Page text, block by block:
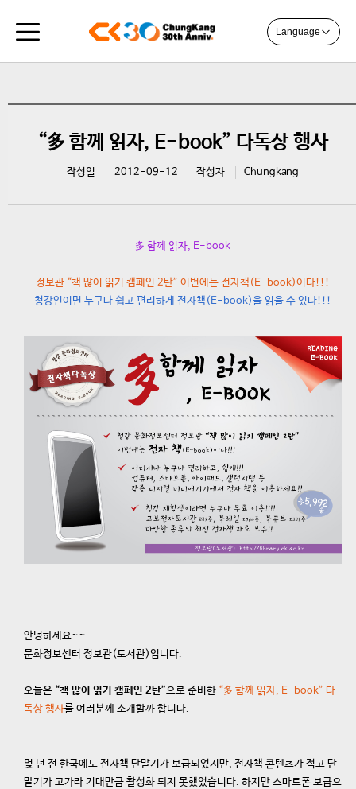
Language
“多 함께 읽자, E-book” 다독상 행사
작성일 2012-09-12 작성자 Chungkang
多 함께 읽자, E-book
정보관 “책 많이 읽기 캠페인 2탄” 이번에는 전자책(E-book)이다!!!
청강인이면 누구나 쉽고 편리하게 전자책(E-book)을 읽을 수 있다!!!
안녕하세요~~
문화정보센터 정보관(도서관)입니다.
오늘은 “책 많이 읽기 캠페인 2탄”으로 준비한 “多 함께 읽자, E-book” 다
독상 행사를 여러분께 소개할까 합니다.
몇 년 전 한국에도 전자책 단말기가 보급되었지만, 전자책 콘텐츠가 적고 단
말기가 고가라 기대만큼 활성화 되지 못했었습니다. 하지만 스마트폰 보급으